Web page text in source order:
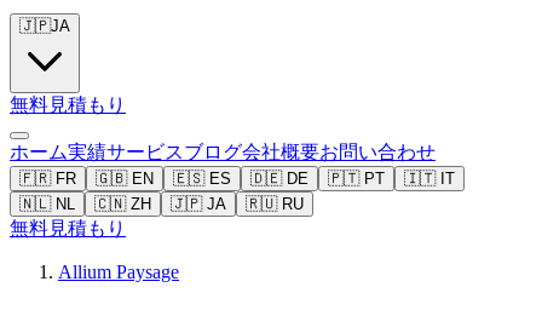
🇯🇵JA
無料見積もり
ホーム実績サービスブログ会社概要お問い合わせ
🇫🇷 FR 🇬🇧 EN 🇪🇸 ES 🇩🇪 DE 🇵🇹 PT 🇮🇹 IT
🇳🇱 NL 🇨🇳 ZH 🇯🇵 JA 🇷🇺 RU
無料見積もり
Allium Paysage